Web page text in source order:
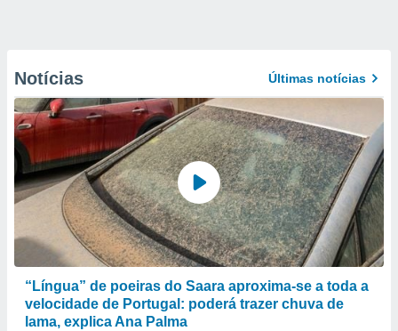
Notícias Últimas notícias
“Língua” de poeiras do Saara aproxima-se a toda a
velocidade de Portugal: poderá trazer chuva de
lama, explica Ana Palma